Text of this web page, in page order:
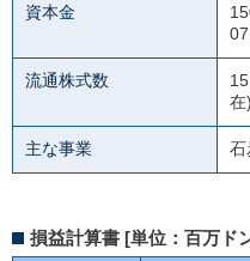
資本金
流通株式数
在)
主な事業 石
損益計算書 [単位：百万ド